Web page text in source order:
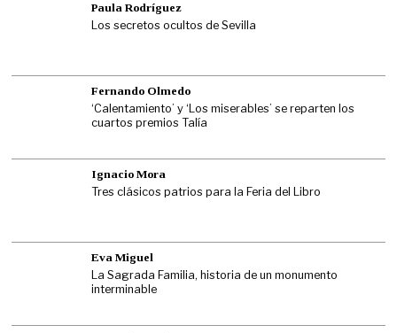
Paula Rodríguez
Los secretos ocultos de Sevilla
Fernando Olmedo
‘Calentamiento’ y ‘Los miserables’ se reparten los
cuartos premios Talía
Ignacio Mora
Tres clásicos patrios para la Feria del Libro
Eva Miguel
La Sagrada Familia, historia de un monumento
interminable